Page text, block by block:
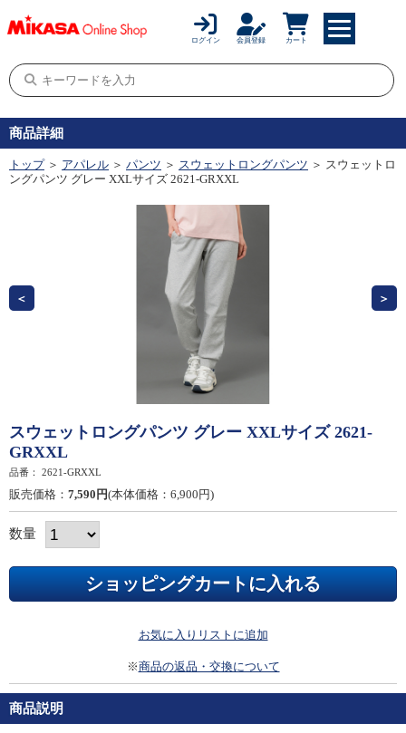
ログイン 会員登録 カート
商品詳細
トップ ＞ アパレル ＞ パンツ ＞ スウェットロングパンツ ＞ スウェットロ
ングパンツ グレー XXLサイズ 2621-GRXXL
スウェットロングパンツ グレー XXLサイズ 2621-
GRXXL
品番： 2621-GRXXL
販売価格： 7,590円(本体価格：6,900円)
数量
お気に入りリストに追加
※商品の返品・交換について
商品説明